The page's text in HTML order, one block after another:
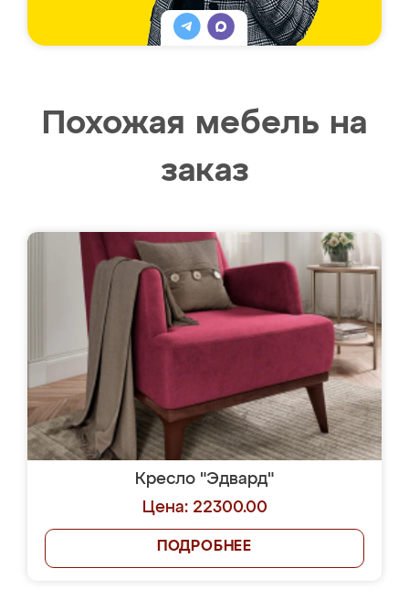
Похожая мебель на
заказ
Кресло "Эдвард"
Цена: 22300.00
ПОДРОБНЕЕ